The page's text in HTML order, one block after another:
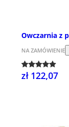
Owczarnia z
NA ZAMÓWIENIE
zł 122,07